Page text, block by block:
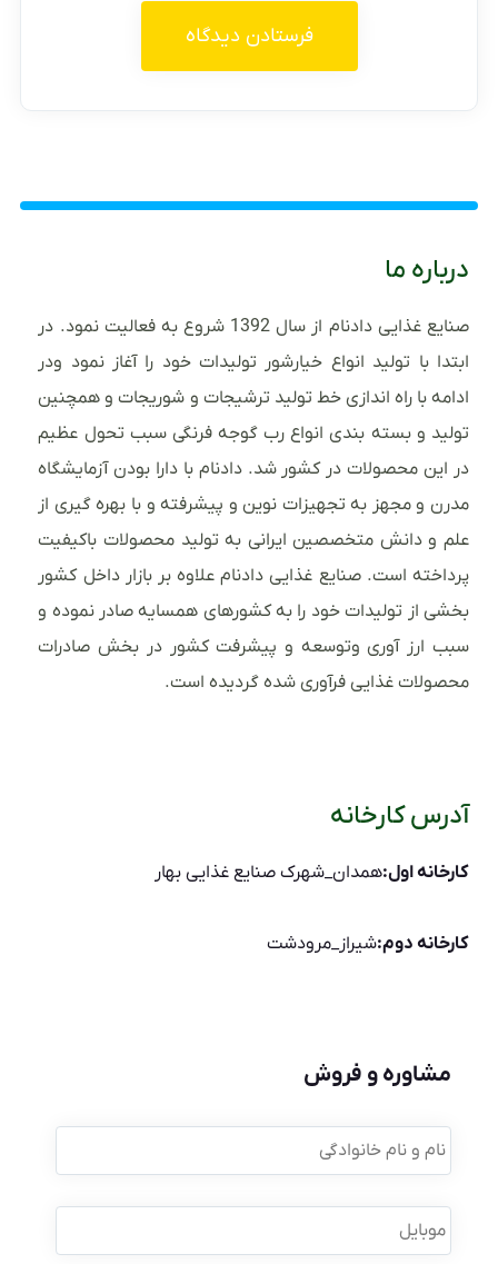
درباره ما
صنایع غذایی دادنام از سال 1392 شروع به فعالیت نمود. در
ابتدا با تولید انواع خیارشور تولیدات خود را آغاز نمود ودر
ادامه با راه اندازی خط تولید ترشیجات و شوریجات و همچنین
تولید و بسته بندی انواع رب گوجه فرنگی سبب تحول عظیم
در این محصولات در کشور شد. دادنام با دارا بودن آزمایشگاه
مدرن و مجهز به تجهیزات نوین و پیشرفته و با بهره گیری از
علم و دانش متخصصین ایرانی به تولید محصولات باکیفیت
پرداخته است. صنایع غذایی دادنام علاوه بر بازار داخل کشور
بخشی از تولیدات خود را به کشورهای همسایه صادر نموده و
سبب ارز آوری وتوسعه و پیشرفت کشور در بخش صادرات
محصولات غذایی فرآوری شده گردیده است.
آدرس کارخانه
کارخانه اول:همدان_شهرک صنایع غذایی بهار
کارخانه دوم:شیراز_مرودشت
مشاوره و فروش
نام
و
نام
موبایل *